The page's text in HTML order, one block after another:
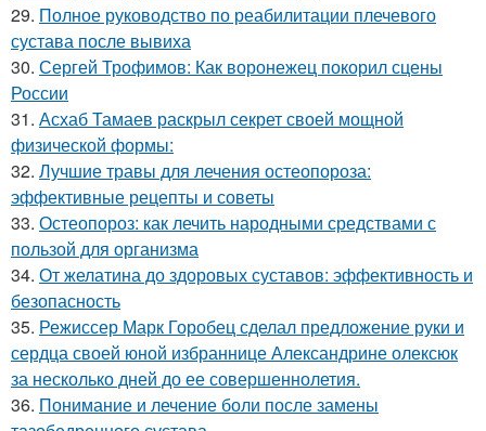
29. Полное руководство по реабилитации плечевого
сустава после вывиха
30. Сергей Трофимов: Как воронежец покорил сцены
России
31. Асхаб Тамаев раскрыл секрет своей мощной
физической формы:
32. Лучшие травы для лечения остеопороза:
эффективные рецепты и советы
33. Остеопороз: как лечить народными средствами с
пользой для организма
34. От желатина до здоровых суставов: эффективность и
безопасность
35. Режиссер Марк Горобец сделал предложение руки и
сердца своей юной избраннице Александрине олексюк
за несколько дней до ее совершеннолетия.
36. Понимание и лечение боли после замены